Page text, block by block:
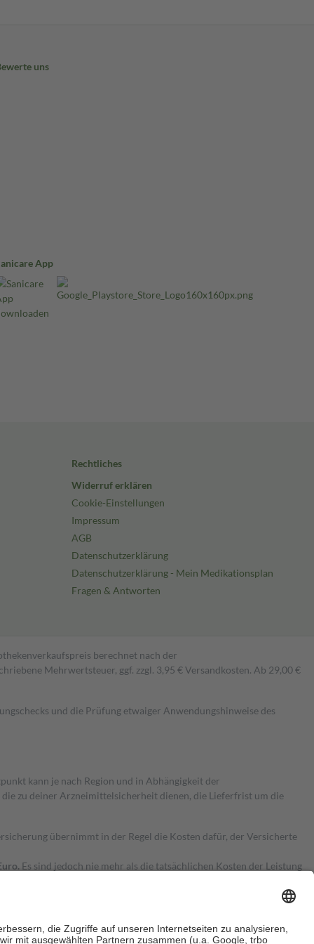
uns
App
Rechtliches
Widerruf erklären
Cookie-Einstellungen
Impressum
AGB
Datenschutzerklärung
Datenschutzerklärung - Mein Medikationsplan
Fragen & Antworten
berechnet nach der
Mehrwertsteuer, ggf. zzgl. 3,95 € Versandkosten. Ab 29,00 €
und die Prüfung etwaiger Anwendungshinweise des
kann je nach Region und in Abhängigkeit der
zu deiner Arzneimittelsicherheit dienen, die Lieferfrist um die
übernimmt in der Regel die Kosten dafür, der Versicherte
Es sind jedoch nie mehr als die tatsächlichen Kosten der Leistung
Zuzahlungen an bei: